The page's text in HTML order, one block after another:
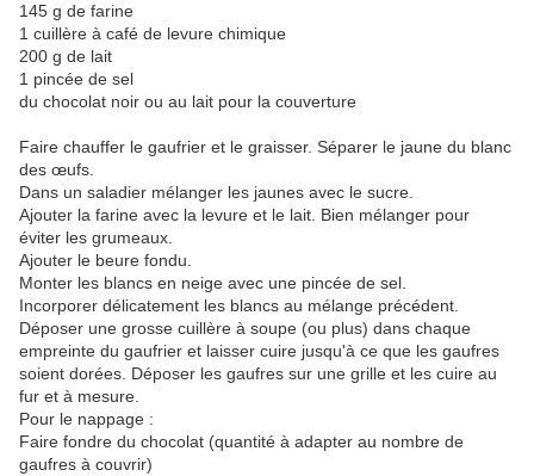
145 g de farine
1 cuillère à café de levure chimique
200 g de lait
1 pincée de sel
du chocolat noir ou au lait pour la couverture
Faire chauffer le gaufrier et le graisser. Séparer le jaune du blanc
des œufs.
Dans un saladier mélanger les jaunes avec le sucre.
Ajouter la farine avec la levure et le lait. Bien mélanger pour
éviter les grumeaux.
Ajouter le beure fondu.
Monter les blancs en neige avec une pincée de sel.
Incorporer délicatement les blancs au mélange précédent.
Déposer une grosse cuillère à soupe (ou plus) dans chaque
empreinte du gaufrier et laisser cuire jusqu'à ce que les gaufres
soient dorées. Déposer les gaufres sur une grille et les cuire au
fur et à mesure.
Pour le nappage :
Faire fondre du chocolat (quantité à adapter au nombre de
gaufres à couvrir)